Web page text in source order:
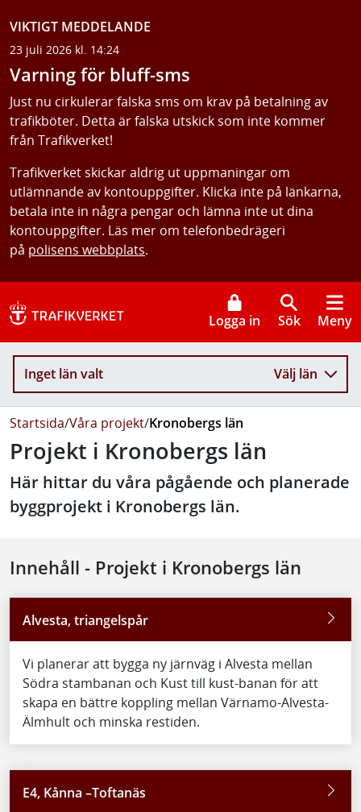
VIKTIGT MEDDELANDE
23 juli 2026 kl. 14:24
Varning för bluff-sms
Just nu cirkulerar falska sms om krav på betalning av
trafikböter. Detta är falska utskick som inte kommer
från Trafikverket!
Trafikverket skickar aldrig ut uppmaningar om
utlämnande av kontouppgifter. Klicka inte på länkarna,
betala inte in några pengar och lämna inte ut dina
kontouppgifter. Läs mer om telefonbedrägeri
på polisens webbplats.
Logga in Sök Meny
Inget län valt Välj län
Startsida/Våra projekt/Kronobergs län
Projekt i Kronobergs län
Här hittar du våra pågående och planerade
byggprojekt i Kronobergs län.
Innehåll - Projekt i Kronobergs län
Alvesta, triangelspår
Vi planerar att bygga ny järnväg i Alvesta mellan
Södra stambanan och Kust till kust-banan för att
skapa en bättre koppling mellan Värnamo-Alvesta-
Älmhult och minska restiden.
E4, Kånna –Toftanäs